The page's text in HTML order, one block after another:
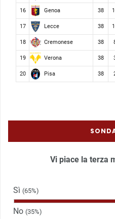
16 Genoa 38
17 Lecce 38
18 Cremonese 38
19 Verona 38
20 Pisa 38
Vi piace la terza
Sì (65%)
No (35%)